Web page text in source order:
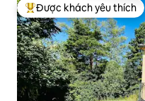
Được khách yêu thích nhất
Được khách yêu thích